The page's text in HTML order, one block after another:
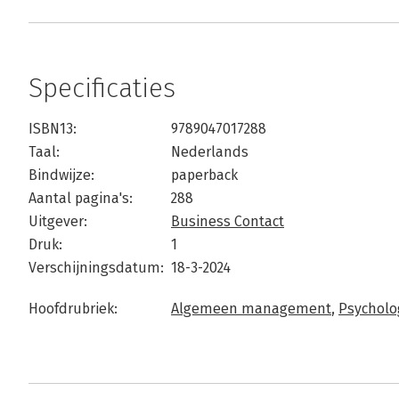
Specificaties
ISBN13:
9789047017288
Taal:
Nederlands
Bindwijze:
paperback
Aantal pagina's:
288
Uitgever:
Business Contact
Druk:
1
Verschijningsdatum: 18-3-2024
Hoofdrubriek: Algemeen management,